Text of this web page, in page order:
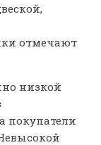
отмечают
низкой
покупатели